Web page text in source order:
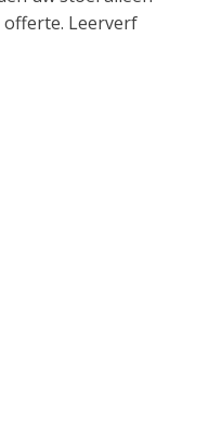
Leerverf